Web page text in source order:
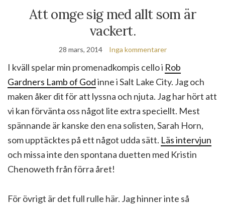
Att omge sig med allt som är
vackert.
28 mars, 2014 Inga kommentarer
I kväll spelar min promenadkompis cello i Rob
Gardners Lamb of Godinne i Salt Lake City. Jag och
maken åker dit för att lyssna och njuta. Jag har hört att
vi kan förvänta oss något lite extra speciellt. Mest
spännande är kanske den ena solisten, Sarah Horn,
som upptäcktes på ett något udda sätt. Läs intervjun
och missa inte den spontana duetten med Kristin
Chenoweth från förra året!
För övrigt är det full rulle här. Jag hinner inte så